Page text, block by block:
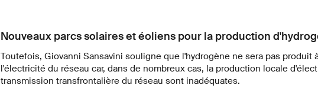
Nouveaux parcs solaires et éoliens pour la production
Toutefois, Giovanni Sansavini souligne que l'hydrogène ne sera pas produit
l'électricité du réseau car, dans de nombreux cas, la production locale
transmission transfrontalière du réseau sont inadéquates.